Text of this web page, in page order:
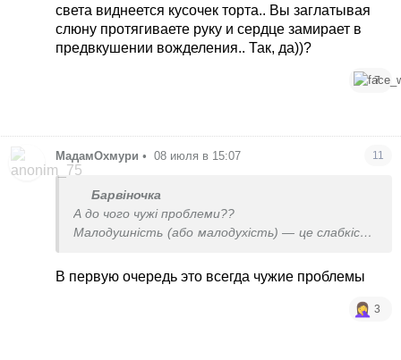
света виднеется кусочек торта.. Вы заглатывая
слюну протягиваете руку и сердце замирает в
предвкушении вожделения.. Так, да))?
7
МадамОхмури • 08 июля в 15:07 11
Барвіночка
А до чого чужі проблеми??
Малодушність (або малодухість) — це слабкість
рішучості та сили волі. Людям з цією рисою
боязливість, вони можуть легко здаватися
В первую очередь это всегда чужие проблемы
3